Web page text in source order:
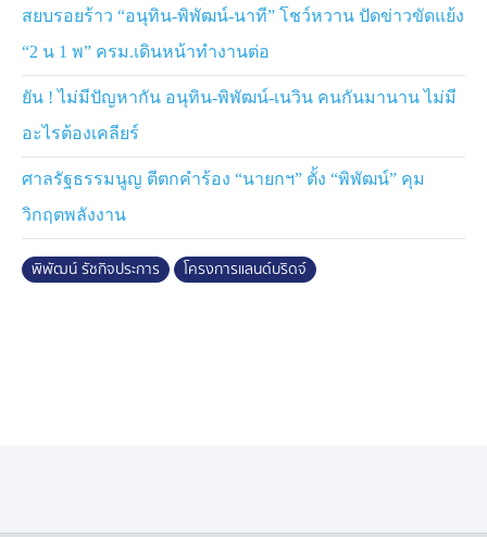
สยบรอยร้าว “อนุทิน-พิพัฒน์-นาที” โชว์หวาน ปัดข่าวขัดแย้ง
“2 น 1 พ” ครม.เดินหน้าทำงานต่อ
ยัน ! ไม่มีปัญหากัน อนุทิน-พิพัฒน์-เนวิน คนกันมานาน ไม่มี
อะไรต้องเคลียร์
ศาลรัฐธรรมนูญ ตีตกคำร้อง “นายกฯ” ตั้ง “พิพัฒน์” คุม
วิกฤตพลังงาน
พิพัฒน์ รัชกิจประการ โครงการแลนด์บริดจ์